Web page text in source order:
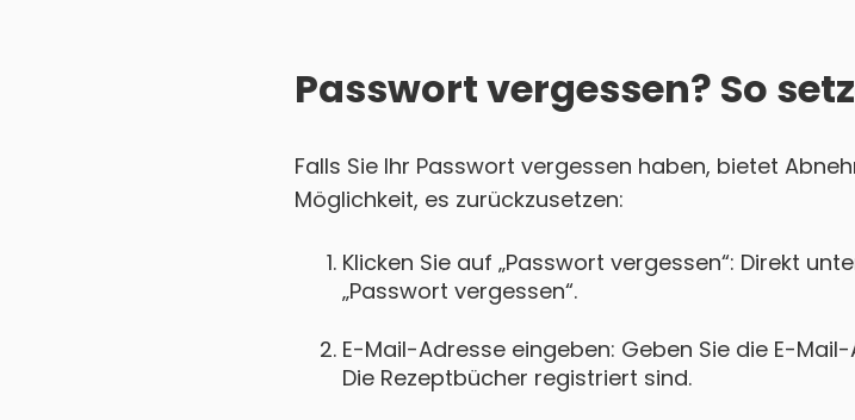
Passwort vergessen? So
Falls Sie Ihr Passwort vergessen haben, bietet
Möglichkeit, es zurückzusetzen:
Klicken Sie auf „Passwort vergessen“: Direkt
„Passwort vergessen“.
E-Mail-Adresse eingeben: Geben Sie die E-
Die Rezeptbücher registriert sind.